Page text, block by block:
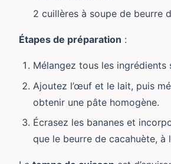
2 cuillères à soupe de beurre
Étapes de préparation :
Mélangez tous les ingrédients
Ajoutez l’œuf et le lait, puis
obtenir une pâte homogène.
Écrasez les bananes et
que le beurre de cacahuète, à